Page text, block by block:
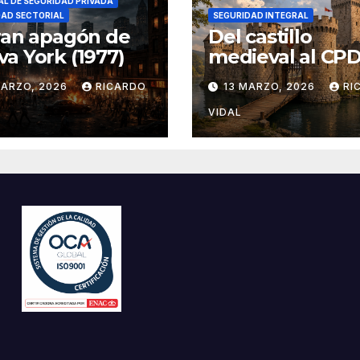
SECTORIAL
apagón de
York (1977)
2026 RICARDO
SEGURIDAD INTEGRAL
Del castillo
medieval al
seguridad por
13 MARZO, 2026
VIDAL